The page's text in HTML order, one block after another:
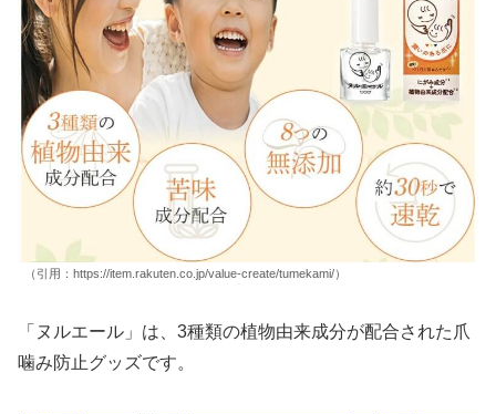
（引用：https://item.rakuten.co.jp/value-create/tumekami/）
「ヌルエール」は、3種類の植物由来成分が配合された爪
噛み防止グッズです。